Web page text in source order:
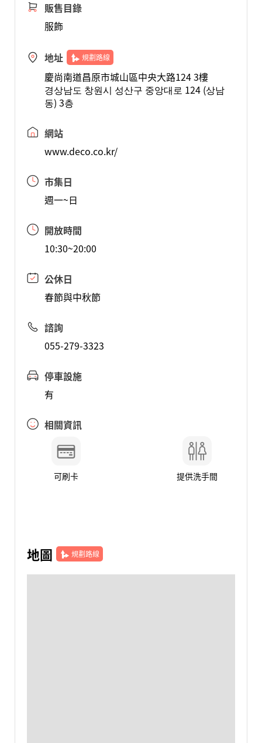
販售目錄
服飾
地址 規劃路線
慶尚南道昌原市城山區中央大路124 3樓
경상남도 창원시 성산구 중앙대로 124 (상남
동) 3층
網站
www.deco.co.kr/
市集日
週一~日
開放時間
10:30~20:00
公休日
春節與中秋節
諮詢
055-279-3323
停車設施
有
相關資訊
可刷卡 提供洗手間
地圖 規劃路線